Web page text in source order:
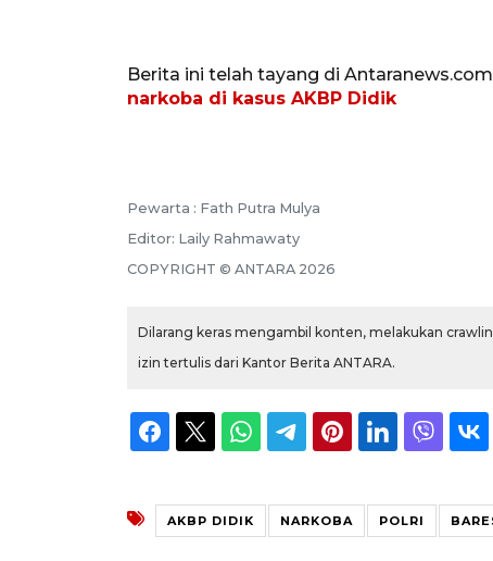
Berita ini telah tayang di
narkoba di kasus AKBP Didik
Pewarta : Fath Putra Mulya
Editor: Laily Rahmawaty
COPYRIGHT © ANTARA 2026
Dilarang keras mengambil konten, melakukan
izin tertulis dari Kantor Berita ANTARA.
AKBP DIDIK NARKOBA POLRI